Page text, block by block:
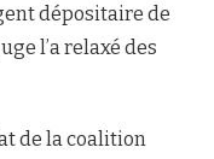
dépositaire de
l’a relaxé des
de la coalition